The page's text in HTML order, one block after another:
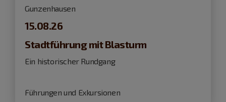
Gunzenhausen
15.08.26
Stadtführung mit Blasturm
Ein historischer Rundgang
Führungen und Exkursionen